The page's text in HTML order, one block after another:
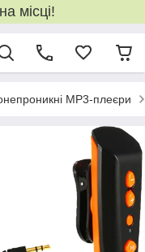
місці!
MP3-плеєри